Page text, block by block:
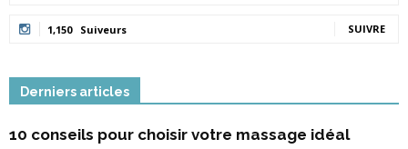
1,150 Suiveurs SUIVRE
Derniers articles
10 conseils pour choisir votre massage idéal